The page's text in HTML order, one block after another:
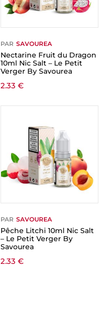
PAR SAVOUREA
Nectarine Fruit du Dragon
10ml Nic Salt – Le Petit
Verger By Savourea
2.33 €
PAR SAVOUREA
Pêche Litchi 10ml Nic Salt
– Le Petit Verger By
Savourea
2.33 €